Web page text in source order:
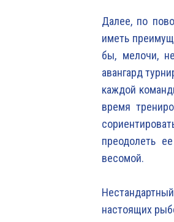
Далее, по
иметь
бы, мелочи,
авангард
каждой
время
преодолеть
весомой.
настоящих